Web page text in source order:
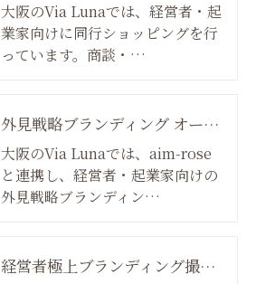
大阪のVia Lunaでは、経営者・起
業家向けに同行ショッピングを行
っています。商談・…
外見戦略ブランディング オーダーメイド
大阪のVia Lunaでは、aim-rose
と連携し、経営者・起業家向けの
外見戦略ブランディン…
経営者極上ブランディング撮影会